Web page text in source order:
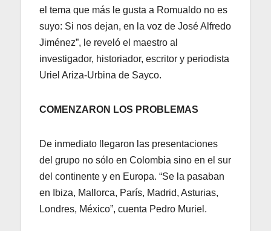
el tema que más le gusta a Romualdo no es
suyo: Si nos dejan, en la voz de José Alfredo
Jiménez”, le reveló el maestro al
investigador, historiador, escritor y periodista
Uriel Ariza-Urbina de Sayco.
COMENZARON LOS PROBLEMAS
De inmediato llegaron las presentaciones
del grupo no sólo en Colombia sino en el sur
del continente y en Europa. “Se la pasaban
en Ibiza, Mallorca, París, Madrid, Asturias,
Londres, México”, cuenta Pedro Muriel.